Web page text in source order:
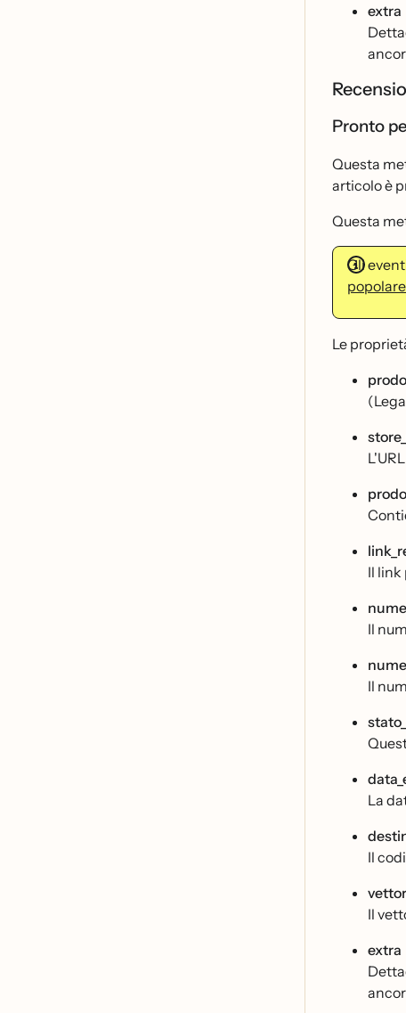
extra
Pronto
Questa
articolo è
Questa
Gli
Le
Il link
Il
Il
La
Il
Il
extra